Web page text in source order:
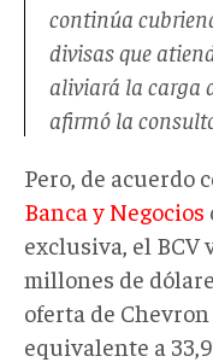
continúa
divisas que
aliviará la carga
afirmó la
Pero, de acuerdo
Banca y Negocios
exclusiva, el BCV
millones de
oferta de
equivalente a